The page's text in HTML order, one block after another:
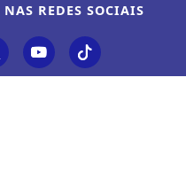
NAS REDES SOCIAIS